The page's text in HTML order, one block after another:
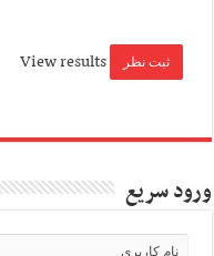
View results
ورود سریع